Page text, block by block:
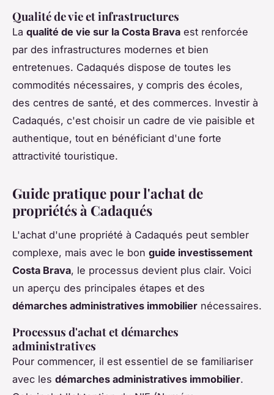
Qualité de vie et infrastructures
La qualité de vie sur la Costa Brava est renforcée
par des infrastructures modernes et bien
entretenues. Cadaqués dispose de toutes les
commodités nécessaires, y compris des écoles,
des centres de santé, et des commerces. Investir à
Cadaqués, c'est choisir un cadre de vie paisible et
authentique, tout en bénéficiant d'une forte
attractivité touristique.
Guide pratique pour l'achat de
propriétés à Cadaqués
L'achat d'une propriété à Cadaqués peut sembler
complexe, mais avec le bon guide investissement
Costa Brava, le processus devient plus clair. Voici
un aperçu des principales étapes et des
démarches administratives immobilier nécessaires.
Processus d'achat et démarches
administratives
Pour commencer, il est essentiel de se familiariser
avec les démarches administratives immobilier.